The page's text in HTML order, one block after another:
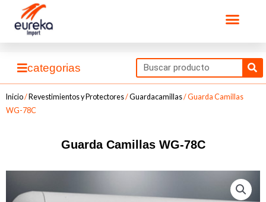
contenido
categorias
Inicio/ Revestimientos y Protectores/Guardacamillas/ Guarda Camillas
WG-78C
Guarda Camillas WG-78C